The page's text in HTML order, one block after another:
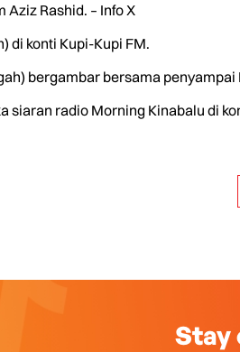
Rashid. – Info X
di konti Kupi-Kupi FM.
bergambar bersama penyampai
siaran radio Morning Kinabalu di
Stay